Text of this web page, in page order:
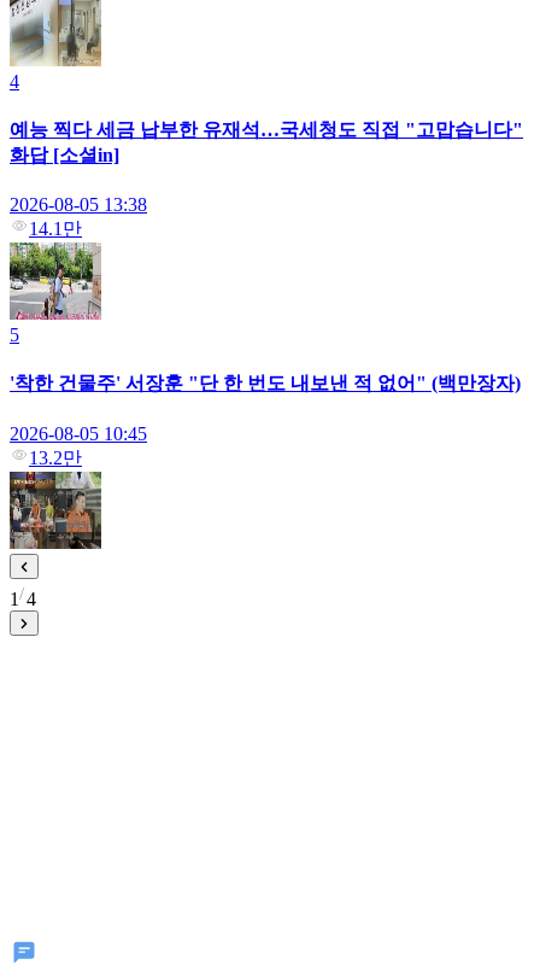
4
예능 찍다 세금 납부한 유재석…국세청도 직접 "고맙습니다"
화답 [소셜in]
2026-08-05 13:38
14.1만
5
'착한 건물주' 서장훈 "단 한 번도 내보낸 적 없어" (백만장자)
2026-08-05 10:45
13.2만
1 4